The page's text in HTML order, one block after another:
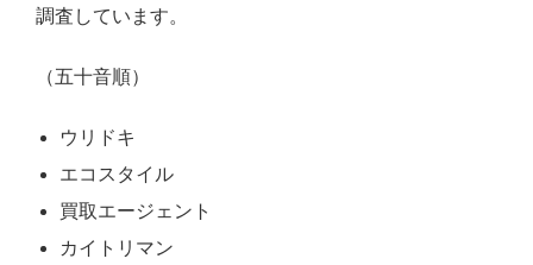
調査しています。
（五十音順）
ウリドキ
エコスタイル
買取エージェント
カイトリマン